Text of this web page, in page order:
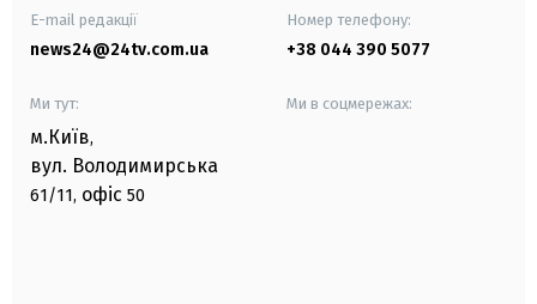
E-mail редакції
news24@24tv.com.ua
Номер телефону:
+38 044 390 5077
Ми тут:
м.Київ,
вул. Володимирська
61/11, офіс 50
Ми в соцмережах: